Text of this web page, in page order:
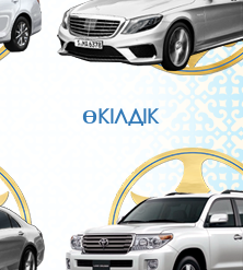
ӨКІЛДІК